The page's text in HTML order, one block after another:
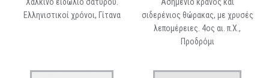
Ελληνιστικοί χρόνοι, Γίτανα
σιδερένιος θώρακας, με χρυσές
λεπομέρειες. 4ος αι. π.Χ.,
Προδρόμι